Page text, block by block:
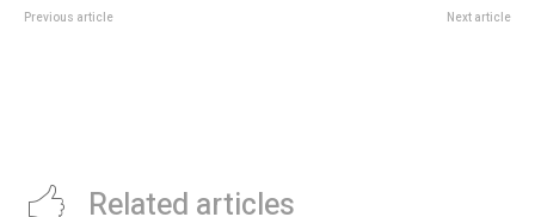
Previous article Next article
Related articles